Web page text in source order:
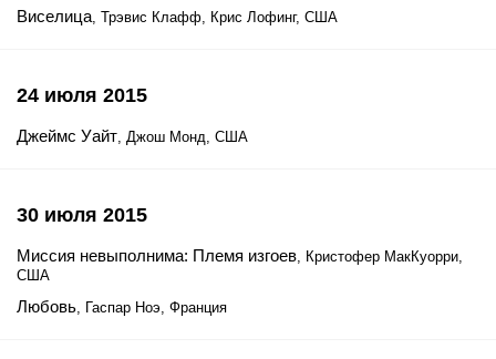
Виселица, Трэвис Клафф, Крис Лофинг, США
24 июля 2015
Джеймс Уайт, Джош Монд, США
30 июля 2015
Миссия невыполнима: Племя изгоев, Кристофер МакКуорри,
США
Любовь, Гаспар Ноэ, Франция